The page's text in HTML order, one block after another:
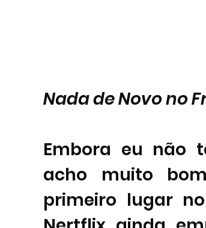
Nada de Novo no
Embora eu não
acho muito
primeiro lugar